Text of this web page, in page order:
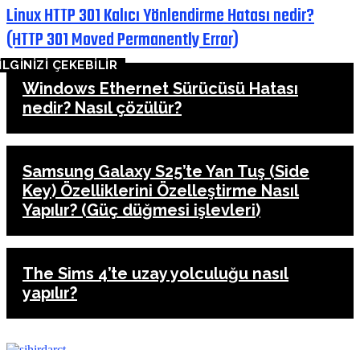
Linux HTTP 301 Kalıcı Yönlendirme Hatası nedir?
(HTTP 301 Moved Permanently Error)
ÇEKEBİLİR
Windows Ethernet Sürücüsü Hatası
nedir? Nasıl çözülür?
Samsung Galaxy S25’te Yan Tuş (Side
Key) Özelliklerini Özelleştirme Nasıl
Yapılır? (Güç düğmesi işlevleri)
The Sims 4’te uzay yolculuğu nasıl
yapılır?